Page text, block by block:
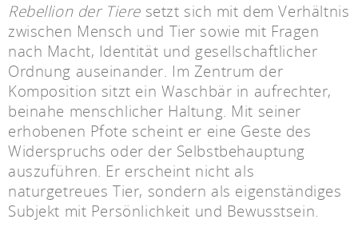
Rebellion der Tieresetzt sich mit dem Verhältnis
zwischen Mensch und Tier sowie mit Fragen
nach Macht, Identität und gesellschaftlicher
Ordnung auseinander. Im Zentrum der
Komposition sitzt ein Waschbär in aufrechter,
beinahe menschlicher Haltung. Mit seiner
erhobenen Pfote scheint er eine Geste des
Widerspruchs oder der Selbstbehauptung
auszuführen. Er erscheint nicht als
naturgetreues Tier, sondern als eigenständiges
Subjekt mit Persönlichkeit und Bewusstsein.